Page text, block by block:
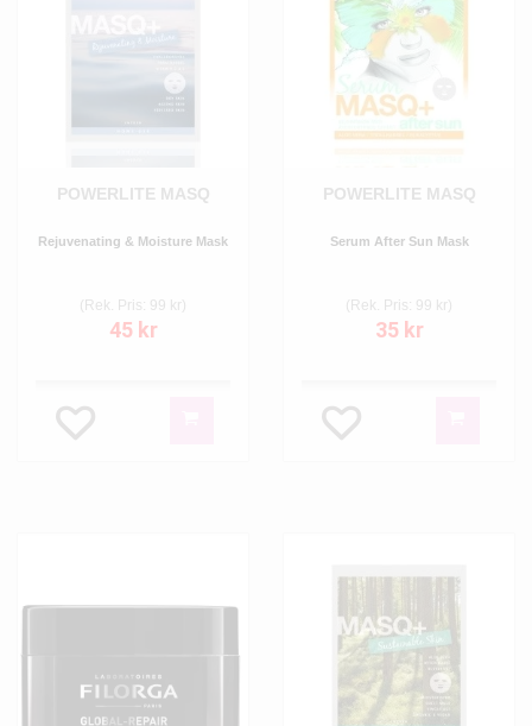
POWERLITE MASQ
Rejuvenating & Moisture Mask
(Rek. Pris: 99 kr)
45 kr
POWERLITE MASQ
Serum After Sun Mask
(Rek. Pris: 99 kr)
35 kr